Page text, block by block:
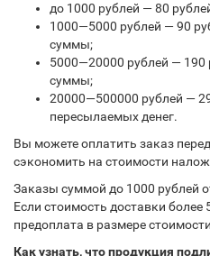
до 1000 рублей — 80
1000—5000 рублей — 90
суммы;
5000—20000 рублей — 190
суммы;
20000—500000 рублей —
пересылаемых денег.
Вы можете оплатить заказ
сэкономить на стоимости
Заказы суммой до 1000 рублей
Если стоимость доставки более
предоплата в размере
Как узнать, что продукция